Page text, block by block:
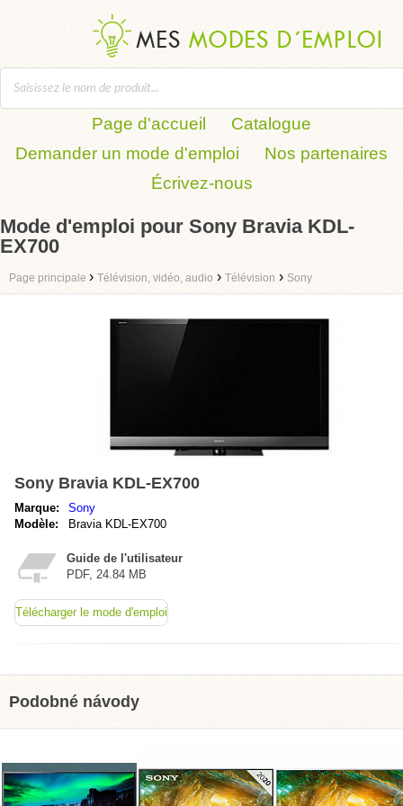
Page d'accueil
Catalogue
Demander un mode d'emploi
Nos partenaires
Écrivez-nous
Mode d'emploi pour Sony Bravia KDL-
EX700
Page principale › Télévision, vidéo, audio › Télévision › Sony
Sony Bravia KDL-EX700
Marque:
Sony
Modèle:
Bravia KDL-EX700
Guide de l'utilisateur
PDF, 24.84 MB
Télécharger le mode d'emploi
Podobné návody